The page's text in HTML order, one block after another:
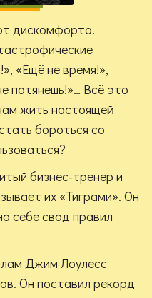
дискомфорта.
«Ещё не время!»,
потянешь!»… Всё это
жить настоящей
бороться со
бизнес-тренер и
их «Тиграми». Он
себе свод правил
Джим Лоулесс
Он поставил рекорд